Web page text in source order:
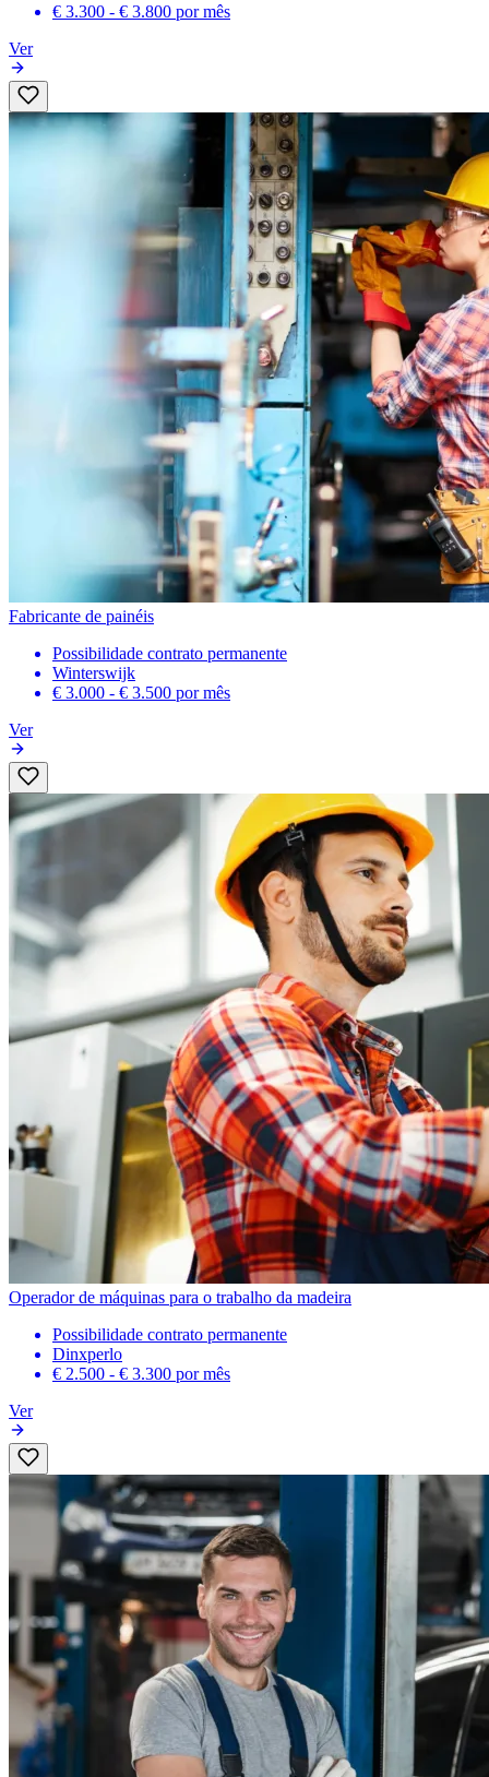
€ 3.300 - € 3.800 por mês
Ver
Fabricante de painéis
Possibilidade contrato permanente
Winterswijk
€ 3.000 - € 3.500 por mês
Ver
Operador de máquinas para o trabalho da madeira
Possibilidade contrato permanente
Dinxperlo
€ 2.500 - € 3.300 por mês
Ver